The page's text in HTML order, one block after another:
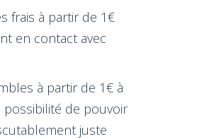
frais à partir de 1€
en contact avec
à partir de 1€ à
possibilité de pouvoir
juste